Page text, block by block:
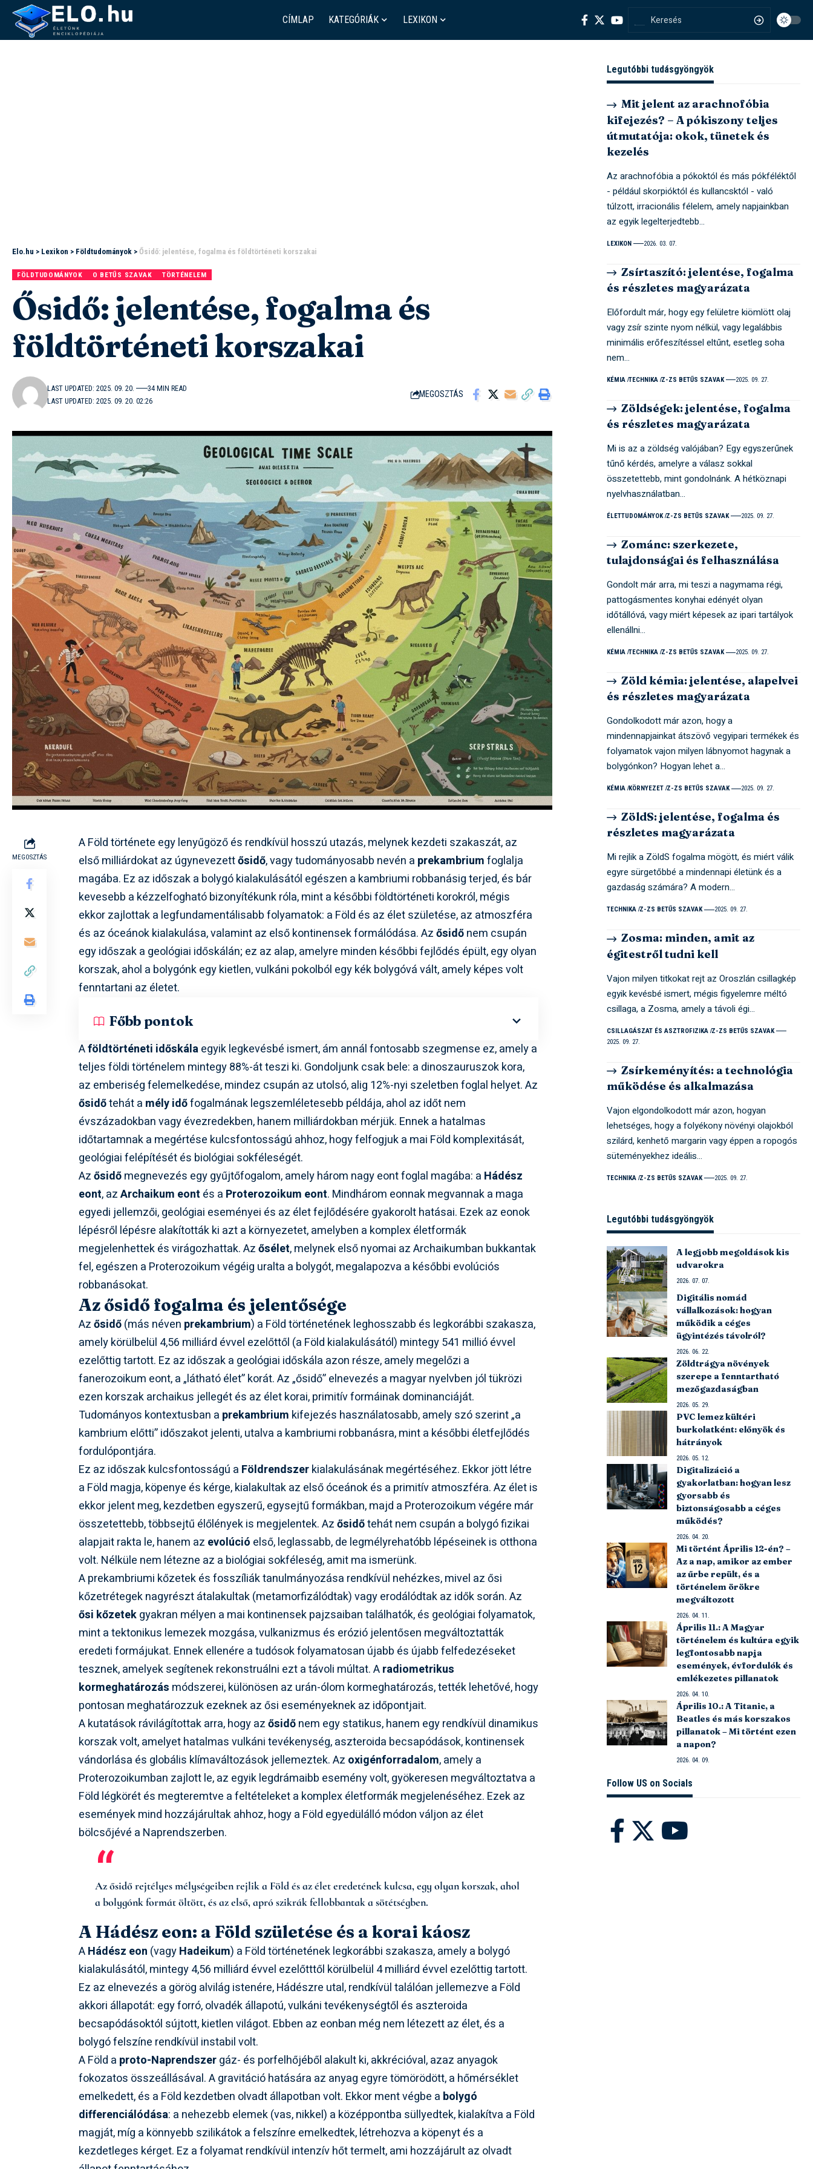
CÍMLAP KATEGÓRIÁK LEXIKON
Elo.hu > Lexikon > Földtudományok > Ősidő: jelentése, fogalma és földtörténeti korszakai
FÖLDTUDOMÁNYOK O BETŰS SZAVAK TÖRTÉNELEM
Ősidő: jelentése, fogalma és
földtörténeti korszakai
LAST UPDATED: 2025. 09. 20. 02:26
LAST UPDATED: 2025. 09. 20. 34 MIN READ
MEGOSZTÁS
MEGOSZTÁS
A Föld története egy lenyűgöző és rendkívül hosszú utazás, melynek kezdeti szakaszát, az
első milliárdokat az úgynevezettősidő, vagy tudományosabb nevén a prekambriumfoglalja
magába. Ez az időszak a bolygó kialakulásától egészen a kambriumi robbanásig terjed, és bár
kevesebb a kézzelfogható bizonyítékunk róla, mint a későbbi földtörténeti korokról, mégis
ekkor zajlottak a legfundamentálisabb folyamatok: a Föld és az élet születése, az atmoszféra
és az óceánok kialakulása, valamint az első kontinensek formálódása. Azősidőnem csupán
egy időszak a geológiai időskálán; ez az alap, amelyre minden későbbi fejlődés épült, egy olyan
korszak, ahol a bolygónk egy kietlen, vulkáni pokolból egy kék bolygóvá vált, amely képes volt
fenntartani az életet.
Főbb pontok
Aföldtörténeti időskálaegyik legkevésbé ismert, ám annál fontosabb szegmense ez, amely a
teljes földi történelem mintegy 88%-át teszi ki. Gondoljunk csak bele: a dinoszauruszok kora,
az emberiség felemelkedése, mindez csupán az utolsó, alig 12%-nyi szeletben foglal helyet. Az
ősidőtehát a mély időfogalmának legszemléletesebb példája, ahol az időt nem
évszázadokban vagy évezredekben, hanem milliárdokban mérjük. Ennek a hatalmas
időtartamnak a megértése kulcsfontosságú ahhoz, hogy felfogjuk a mai Föld komplexitását,
geológiai felépítését és biológiai sokféleségét.
Azősidőmegnevezés egy gyűjtőfogalom, amely három nagy eont foglal magába: a Hádész
eont, azArchaikum eont és a Proterozoikum eont. Mindhárom eonnak megvannak a maga
egyedi jellemzői, geológiai eseményei és az élet fejlődésére gyakorolt hatásai. Ezek az eonok
lépésről lépésre alakították ki azt a környezetet, amelyben a komplex életformák
megjelenhettek és virágozhattak. Azősélet, melynek első nyomai az Archaikumban bukkantak
fel, egészen a Proterozoikum végéig uralta a bolygót, megalapozva a későbbi evolúciós
robbanásokat.
Az ősidő fogalma és jelentősége
Azősidő(más néven prekambrium) a Föld történetének leghosszabb és legkorábbi szakasza,
amely körülbelül 4,56 milliárd évvel ezelőttől (a Föld kialakulásától) mintegy 541 millió évvel
ezelőttig tartott. Ez az időszak a geológiai időskála azon része, amely megelőzi a
fanerozoikum eont, a „látható élet” korát. Az „ősidő” elnevezés a magyar nyelvben jól tükrözi
ezen korszak archaikus jellegét és az élet korai, primitív formáinak dominanciáját.
Tudományos kontextusban a prekambrium kifejezés használatosabb, amely szó szerint „a
kambrium előtti” időszakot jelenti, utalva a kambriumi robbanásra, mint a későbbi életfejlődés
fordulópontjára.
Ez az időszak kulcsfontosságú a Földrendszerkialakulásának megértéséhez. Ekkor jött létre
a Föld magja, köpenye és kérge, kialakultak az első óceánok és a primitív atmoszféra. Az élet is
ekkor jelent meg, kezdetben egyszerű, egysejtű formákban, majd a Proterozoikum végére már
összetettebb, többsejtű élőlények is megjelentek. Azősidőtehát nem csupán a bolygó fizikai
alapjait rakta le, hanem az evolúció első, leglassabb, de legmélyrehatóbb lépéseinek is otthona
volt. Nélküle nem létezne az a biológiai sokféleség, amit ma ismerünk.
A prekambriumi kőzetek és fosszíliák tanulmányozása rendkívül nehézkes, mivel az ősi
kőzetrétegek nagyrészt átalakultak (metamorfizálódtak) vagy erodálódtak az idők során. Az
ősi kőzetekgyakran mélyen a mai kontinensek pajzsaiban találhatók, és geológiai folyamatok,
mint a tektonikus lemezek mozgása, vulkanizmus és erózió jelentősen megváltoztatták
eredeti formájukat. Ennek ellenére a tudósok folyamatosan újabb és újabb felfedezéseket
tesznek, amelyek segítenek rekonstruálni ezt a távoli múltat. Aradiometrikus
kormeghatározás módszerei, különösen az urán-ólom kormeghatározás, tették lehetővé, hogy
pontosan meghatározzuk ezeknek az ősi eseményeknek az időpontjait.
A kutatások rávilágítottak arra, hogy azősidőnem egy statikus, hanem egy rendkívül dinamikus
korszak volt, amelyet hatalmas vulkáni tevékenység, aszteroida becsapódások, kontinensek
vándorlása és globális klímaváltozások jellemeztek. Az oxigénforradalom, amely a
Proterozoikumban zajlott le, az egyik legdrámaibb esemény volt, gyökeresen megváltoztatva a
Föld légkörét és megteremtve a feltételeket a komplex életformák megjelenéséhez. Ezek az
események mind hozzájárultak ahhoz, hogy a Föld egyedülálló módon váljon az élet
bölcsőjévé a Naprendszerben.
Az ősidő rejtélyes mélységeiben rejlik a Föld és az élet eredetének kulcsa, egy olyan korszak, ahol
a bolygónk formát öltött, és az első, apró szikrák fellobbantak a sötétségben.
A Hádész eon: a Föld születése és a korai káosz
AHádész eon (vagyHadeikum) a Föld történetének legkorábbi szakasza, amely a bolygó
kialakulásától, mintegy 4,56 milliárd évvel ezelőtttől körülbelül 4 milliárd évvel ezelőttig tartott.
Ez az elnevezés a görög alvilág istenére, Hádészre utal, rendkívül találóan jellemezve a Föld
akkori állapotát: egy forró, olvadék állapotú, vulkáni tevékenységtől és aszteroida
becsapódásoktól sújtott, kietlen világot. Ebben az eonban még nem létezett az élet, és a
bolygó felszíne rendkívül instabil volt.
A Föld a proto-Naprendszergáz- és porfelhőjéből alakult ki, akkrécióval, azaz anyagok
fokozatos összeállásával. A gravitáció hatására az anyag egyre tömörödött, a hőmérséklet
emelkedett, és a Föld kezdetben olvadt állapotban volt. Ekkor ment végbe a bolygó
differenciálódása: a nehezebb elemek (vas, nikkel) a középpontba süllyedtek, kialakítva a Föld
magját, míg a könnyebb szilikátok a felszínre emelkedtek, létrehozva a köpenyt és a
kezdetleges kérget. Ez a folyamat rendkívül intenzív hőt termelt, ami hozzájárult az olvadt
Legutóbbi tudásgyöngyök
Mit jelent az arachnofóbia
kifejezés? – A pókiszony teljes
útmutatója: okok, tünetek és
kezelés
Az arachnofóbia a pókoktól és más pókféléktől
- például skorpióktól és kullancsktól - való
túlzott, irracionális félelem, amely napjainkban
az egyik legelterjedtebb…
LEXIKON 2026. 03. 07.
Zsírtaszító: jelentése, fogalma
és részletes magyarázata
Előfordult már, hogy egy felületre kiömlött olaj
vagy zsír szinte nyom nélkül, vagy legalábbis
minimális erőfeszítéssel eltűnt, esetleg soha
nem…
KÉMIA TECHNIKA Z-ZS BETŰS SZAVAK 2025. 09. 27.
Zöldségek: jelentése, fogalma
és részletes magyarázata
Mi is az a zöldség valójában? Egy egyszerűnek
tűnő kérdés, amelyre a válasz sokkal
összetettebb, mint gondolnánk. A hétköznapi
nyelvhasználatban…
ÉLETTUDOMÁNYOK Z-ZS BETŰS SZAVAK 2025. 09. 27.
Zománc: szerkezete,
tulajdonságai és felhasználása
Gondolt már arra, mi teszi a nagymama régi,
pattogásmentes konyhai edényét olyan
időtállóvá, vagy miért képesek az ipari tartályok
ellenállni…
KÉMIA TECHNIKA Z-ZS BETŰS SZAVAK 2025. 09. 27.
Zöld kémia: jelentése, alapelvei
és részletes magyarázata
Gondolkodott már azon, hogy a
mindennapjainkat átszövő vegyipari termékek és
folyamatok vajon milyen lábnyomot hagynak a
bolygónkon? Hogyan lehet a…
KÉMIA KÖRNYEZET Z-ZS BETŰS SZAVAK 2025. 09. 27.
ZöldS: jelentése, fogalma és
részletes magyarázata
Mi rejlik a ZöldS fogalma mögött, és miért válik
egyre sürgetőbbé a mindennapi életünk és a
gazdaság számára? A modern…
TECHNIKA Z-ZS BETŰS SZAVAK 2025. 09. 27.
Zosma: minden, amit az
égitestről tudni kell
Vajon milyen titkokat rejt az Oroszlán csillagkép
egyik kevésbé ismert, mégis figyelemre méltó
csillaga, a Zosma, amely a távoli égi…
CSILLAGÁSZAT ÉS ASZTROFIZIKA Z-ZS BETŰS SZAVAK
2025. 09. 27.
Zsírkeményítés: a technológia
működése és alkalmazása
Vajon elgondolkodott már azon, hogyan
lehetséges, hogy a folyékony növényi olajokból
szilárd, kenhető margarin vagy éppen a ropogós
süteményekhez ideális…
TECHNIKA Z-ZS BETŰS SZAVAK 2025. 09. 27.
Legutóbbi tudásgyöngyök
A legjobb megoldások kis
udvarokra
2026. 07. 07.
Digitális nomád
vállalkozások: hogyan
működik a céges
ügyintézés távolról?
2026. 06. 22.
Zöldtrágya növények
szerepe a fenntartható
mezőgazdaságban
2026. 05. 29.
PVC lemez kültéri
burkolatként: előnyök és
hátrányok
2026. 05. 12.
Digitalizáció a
gyakorlatban: hogyan lesz
gyorsabb és
biztonságosabb a céges
működés?
2026. 04. 20.
Mi történt Április 12-én? –
Az a nap, amikor az ember
az űrbe repült, és a
történelem örökre
megváltozott
2026. 04. 11.
Április 11.: A Magyar
történelem és kultúra egyik
legfontosabb napja
események, évfordulók és
emlékezetes pillanatok
2026. 04. 10.
Április 10.: A Titanic, a
Beatles és más korszakos
pillanatok – Mi történt ezen
a napon?
2026. 04. 09.
Follow US on Socials